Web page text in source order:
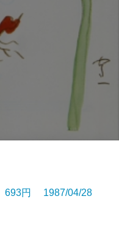
693円 1987/04/28